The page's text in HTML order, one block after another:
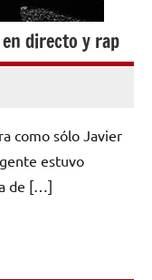
en directo y rap
como sólo Javier
estuvo
de […]